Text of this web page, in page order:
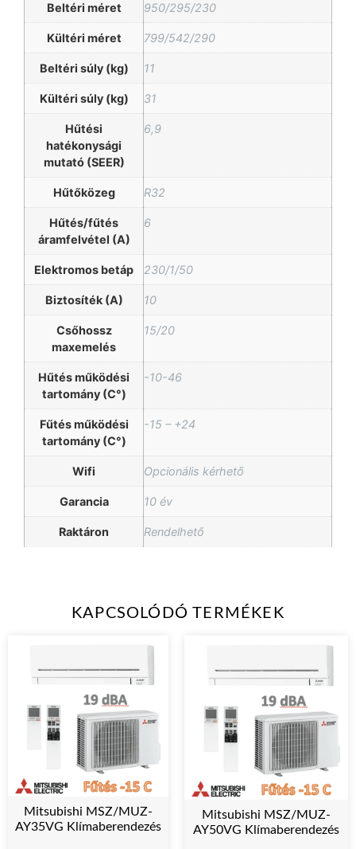
Beltéri méret 950/295/230
Kültéri méret 799/542/290
Beltéri súly (kg) 11
Kültéri súly (kg) 31
Hűtési
hatékonysági
mutató (SEER)
6,9
Hűtőközeg R32
Hűtés/fűtés
áramfelvétel (A)
6
Elektromos betáp 230/1/50
Biztosíték (A) 10
Csőhossz
maxemelés
15/20
Hűtés működési
tartomány (C°)
-10-46
Fűtés működési
tartomány (C°)
-15 – +24
Wifi Opcionális kérhető
Garancia 10 év
Raktáron Rendelhető
KAPCSOLÓDÓ TERMÉKEK
Mitsubishi MSZ/MUZ-
AY35VG Klímaberendezés
Mitsubishi MSZ/MUZ-
AY50VG Klímaberendezés